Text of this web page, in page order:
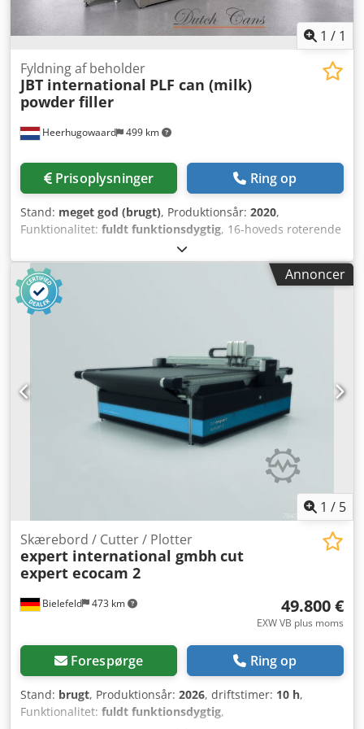
1 / 1
Heerhugowaard 499 km
Fyldning af beholder
JBT international PLF can (milk)
powder filler
Prisoplysninger Ring op
Stand: meget god (brugt), Produktionsår: 2020,
Funktionalitet: fuldt funktionsdygtig, 16-hoveds roterende
fyldemaskine med 2 kontrolvægte år: 2020 Dkjdpfszlhy Hex
An Ner
Annoncer
1 / 5
Bielefeld 473 km
Skærebord / Cutter / Plotter
expert international gmbh cut
expert ecocam 2
49.800 €
EXW VB plus moms
Forespørge Ring op
Stand: brugt, Produktionsår: 2026, driftstimer: 10 h,
Funktionalitet: fuldt funktionsdygtig,